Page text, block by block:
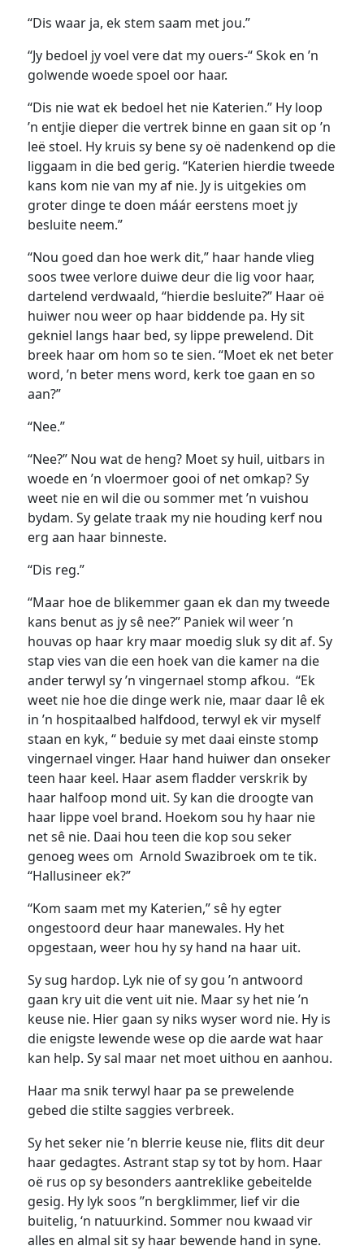
“Dis waar ja, ek stem saam met jou.”
“Jy bedoel jy voel vere dat my ouers-“ Skok en ’n
golwende woede spoel oor haar.
“Dis nie wat ek bedoel het nie Katerien.” Hy loop
’n entjie dieper die vertrek binne en gaan sit op ’n
leë stoel. Hy kruis sy bene sy oë nadenkend op die
liggaam in die bed gerig. “Katerien hierdie tweede
kans kom nie van my af nie. Jy is uitgekies om
groter dinge te doen máár eerstens moet jy
besluite neem.”
“Nou goed dan hoe werk dit,” haar hande vlieg
soos twee verlore duiwe deur die lig voor haar,
dartelend verdwaald, “hierdie besluite?” Haar oë
huiwer nou weer op haar biddende pa. Hy sit
gekniel langs haar bed, sy lippe prewelend. Dit
breek haar om hom so te sien. “Moet ek net beter
word, ’n beter mens word, kerk toe gaan en so
aan?”
“Nee.”
“Nee?” Nou wat de heng? Moet sy huil, uitbars in
woede en ’n vloermoer gooi of net omkap? Sy
weet nie en wil die ou sommer met ’n vuishou
bydam. Sy gelate traak my nie houding kerf nou
erg aan haar binneste.
“Dis reg.”
“Maar hoe de blikemmer gaan ek dan my tweede
kans benut as jy sê nee?” Paniek wil weer ’n
houvas op haar kry maar moedig sluk sy dit af. Sy
stap vies van die een hoek van die kamer na die
ander terwyl sy ’n vingernael stomp afkou. “Ek
weet nie hoe die dinge werk nie, maar daar lê ek
in ’n hospitaalbed halfdood, terwyl ek vir myself
staan en kyk, “ beduie sy met daai einste stomp
vingernael vinger. Haar hand huiwer dan onseker
teen haar keel. Haar asem fladder verskrik by
haar halfoop mond uit. Sy kan die droogte van
haar lippe voel brand. Hoekom sou hy haar nie
net sê nie. Daai hou teen die kop sou seker
genoeg wees om Arnold Swazibroek om te tik.
“Hallusineer ek?”
“Kom saam met my Katerien,” sê hy egter
ongestoord deur haar manewales. Hy het
opgestaan, weer hou hy sy hand na haar uit.
Sy sug hardop. Lyk nie of sy gou ’n antwoord
gaan kry uit die vent uit nie. Maar sy het nie ’n
keuse nie. Hier gaan sy niks wyser word nie. Hy is
die enigste lewende wese op die aarde wat haar
kan help. Sy sal maar net moet uithou en aanhou.
Haar ma snik terwyl haar pa se prewelende
gebed die stilte saggies verbreek.
Sy het seker nie ’n blerrie keuse nie, flits dit deur
haar gedagtes. Astrant stap sy tot by hom. Haar
oë rus op sy besonders aantreklike gebeitelde
gesig. Hy lyk soos ’’n bergklimmer, lief vir die
buitelig, ‘n natuurkind. Sommer nou kwaad vir
alles en almal sit sy haar bewende hand in syne.